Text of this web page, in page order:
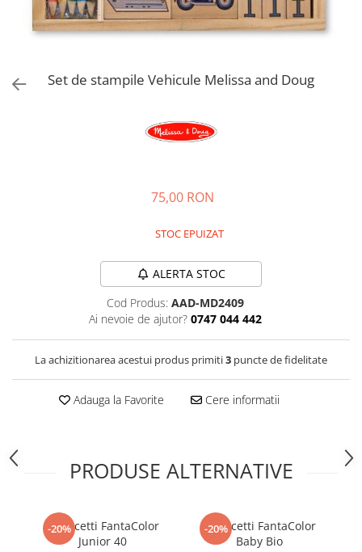
Decoratiuni
Jucarii educative
Jucarii electronice
Set de stampile Vehicule Melissa and Doug
75,00 RON
STOC EPUIZAT
ALERTA STOC
Cod Produs: AAD-MD2409
Ai nevoie de ajutor? 0747 044 442
La achizitionarea acestui produs primiti3 puncte de fidelitate
Adauga la Favorite Cere informatii
PRODUSE ALTERNATIVE
-20%
Quercetti FantaColor
Junior 40
-20%
Quercetti FantaColor
Baby Bio